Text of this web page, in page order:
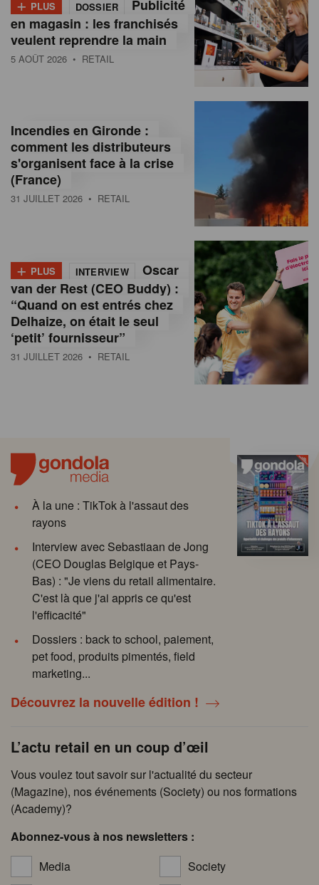
PLUS DOSSIER
Publicité
en magasin : les franchisés
veulent reprendre la main
5 AOÛT 2026 • RETAIL
Incendies en Gironde :
comment les distributeurs
s'organisent face à la crise
(France)
31 JUILLET 2026 • RETAIL
+ PLUS INTERVIEW
Oscar
van der Rest (CEO Buddy) :
“Quand on est entrés chez
Delhaize, on était le seul
‘petit’ fournisseur”
31 JUILLET 2026 • RETAIL
À la une : TikTok à l'assaut des
rayons
Interview avec Sebastiaan de Jong
(CEO Douglas Belgique et Pays-
Bas) : "Je viens du retail alimentaire.
C'est là que j'ai appris ce qu'est
l'efficacité"
Dossiers : back to school, paiement,
pet food, produits pimentés, field
marketing...
Découvrez la nouvelle édition !
L’actu retail en un coup d’œil
Vous voulez tout savoir sur l'actualité du secteur
(Magazine), nos événements (Society) ou nos formations
(Academy)?
Abonnez-vous à nos newsletters :
Media
Society